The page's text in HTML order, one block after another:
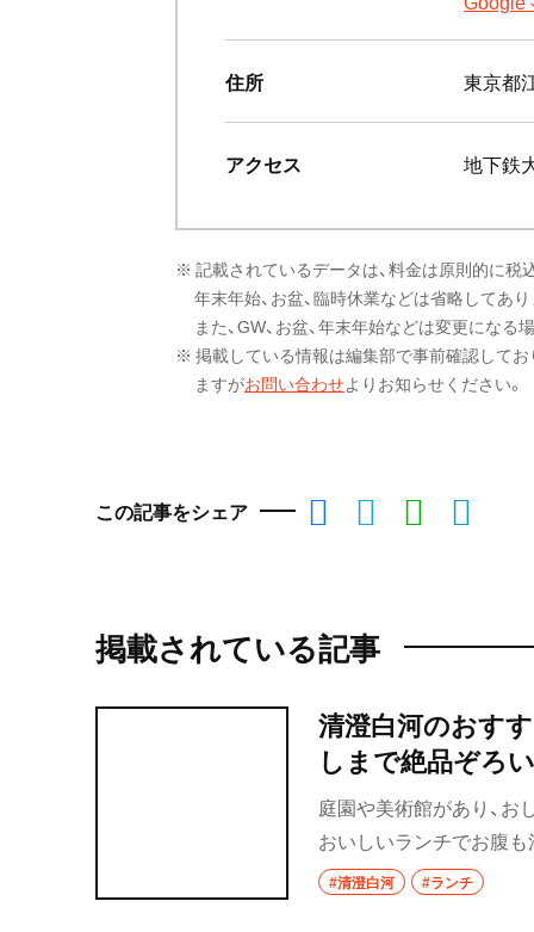
住所 東京都
アクセス 地下鉄
※ 記載されているデータは、料金は原則的に税
年末年始、お盆、臨時休業などは省略してあり
また、GW、お盆、年末年始などは変更にな
※ 掲載している情報は編集部で事前確認して
ますがお問い合わせよりお知らせください。
この記事をシェア
掲載されている記事
清澄白河のおす
しまで絶品ぞろい
庭園や美術館があり、お
おいしいランチでお腹も
#清澄白河 #ランチ